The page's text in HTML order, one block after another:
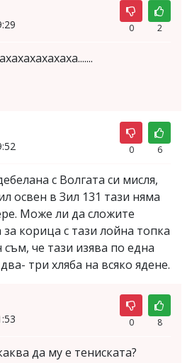
0 2
0 6
с Волгата си мисля,
освен в Зил 131 тази няма
Може ли да сложите
корица с тази лойна топка
че тази изява по една
три хляба на всяко ядене.
0 8
да му е тениската?